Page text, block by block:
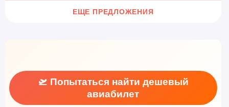
ЕЩЕ ПРЕДЛОЖЕНИЯ
🛫 Попытаться найти дешевый
авиабилет